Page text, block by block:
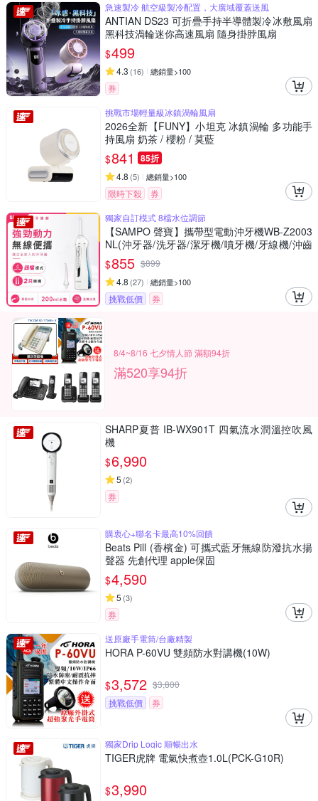
急速製冷 航空級製冷配置，大廣域覆蓋送風
ANTIAN DS23 可折疊手持半導體製冷冰敷風扇
黑科技渦輪迷你高速風扇 隨身掛脖風扇
$499
4.3 (16) 總銷量>100
券
挑戰市場輕量級冰鎮渦輪風扇
2026全新【FUNY】小坦克 冰鎮渦輪 多功能手
持風扇 奶茶 / 櫻粉 / 莫藍
$841 85折
4.8 (5) 總銷量>100
限時下殺
券
獨家自訂模式 8檔水位調節
【SAMPO 聲寶】攜帶型電動沖牙機WB-Z2003
NL(沖牙器/洗牙器/潔牙機/噴牙機/牙線機/沖齒
機/刷牙機)
$855 $899
4.8 (27) 總銷量>100
挑戰低價 券
8/4~8/16 七夕情人節 滿額94折
滿520享94折
SHARP夏普 IB-WX901T 四氣流水潤溫控吹風
機
$6,990
5 (2)
券
購衷心+聯名卡最高10%回饋
Beats Pill (香檳金) 可攜式藍牙無線防潑抗水揚
聲器 先創代理 apple保固
$4,590
5 (3)
券
送原廠手電筒/台廠精製
HORA P-60VU 雙頻防水對講機(10W)
$3,572 $3,800
挑戰低價
券
獨家Drip Logic 順暢出水
TIGER虎牌 電氣快煮壺1.0L(PCK-G10R)
$3,990